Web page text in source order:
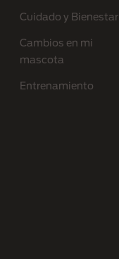
Cuidado y Bienestar
Cambios en mi
mascota
Entrenamiento